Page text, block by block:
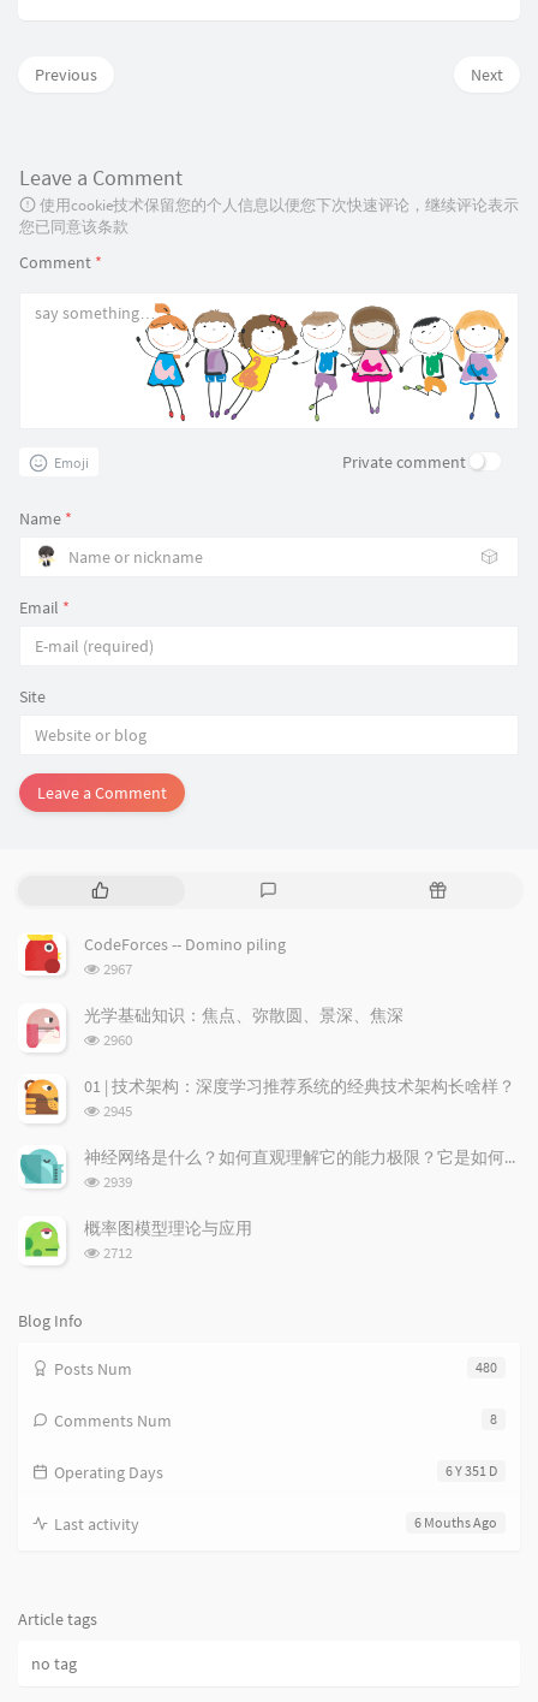
Next
Previous
Leave a Comment
使用cookie技术保留您的个人信息以便您下次快速评论，继续评论表示
您已同意该条款
Comment *
Emoji Private comment
Name *
🎲
Email *
Site
Leave a Comment
P
p
a
r
r
t
c
l
s
e
t
m
n
R
t
l
CodeForces -- Domino piling
浏
次
数:
2967
光学基础知识：焦点、弥散圆、景深、焦深
浏
次
数:
2960
01 | 技术架构：深度学习推荐系统的经典技术架构长啥样？
浏
次
数:
2945
神经网络是什么？如何直观理解它的能力极限？它是如何无限逼近真理？
浏
次
数:
2939
概率图模型理论与应用
浏
2712
Blog Info
480
Posts Num
8
Comments Num
6 Y 351 D
Operating Days
6 Mouths Ago
Last activity
Article tags
no tag